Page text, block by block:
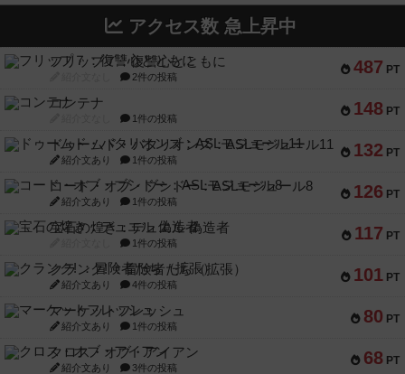
アクセス数 急上昇中
487 PT
フリップ７：復讐心とともに
2件の投稿
148 PT
コンテナ
1件の投稿
132 PT
ドゥームド・バタリオンズ：ASLモジュール11
紹介文あり 1件の投稿
126 PT
コード・オブ・ブシドー：ASLモジュール8
紹介文あり 1件の投稿
117 PT
宝石の煌き：デュエル 偽造者
1件の投稿
101 PT
クランク! ：冒険者たち（拡張）
紹介文あり 4件の投稿
80 PT
マーケットフレッシュ
紹介文あり 1件の投稿
68 PT
クロス・オブ・アイアン
紹介文あり 3件の投稿